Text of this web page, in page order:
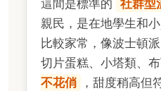
這間是標準的 社群型
親民，是在地學生和
比較家常，像波士頓
切片蛋糕、小塔類、
不花俏
，甜度稍高但